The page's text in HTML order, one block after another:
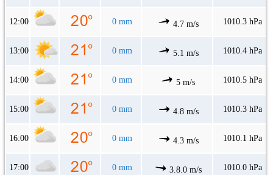
12:00 0 mm 4.7 m/s 1010.3 hPa
13:00 0 mm 5.1 m/s 1010.4 hPa
14:00 0 mm 5 m/s 1010.5 hPa
15:00 0 mm 4.8 m/s 1010.3 hPa
16:00 0 mm 4.3 m/s 1010.1 hPa
17:00 0 mm 3.8.0 m/s 1010.0 hPa